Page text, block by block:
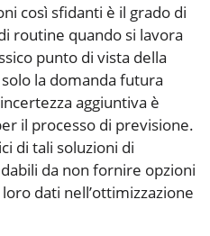
così sfidanti è il grado di
routine quando si lavora
punto di vista della
la domanda futura
aggiuntiva è
il processo di previsione.
di tali soluzioni di
da non fornire opzioni
dati nell’ottimizzazione